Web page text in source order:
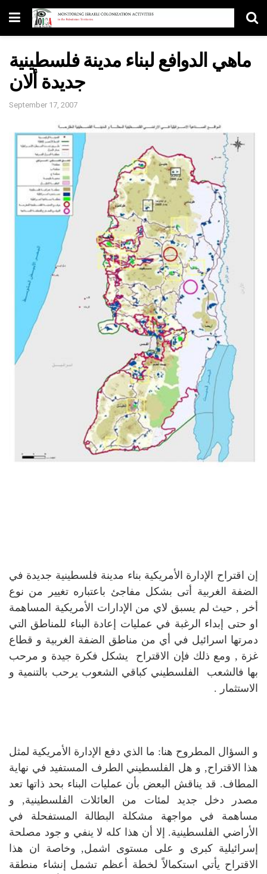
ماهي الدوافع لبناء مدينة فلسطينية
جديدة ألان
September 17, 2007
إن اقتراح الإدارة الأمريكية بناء مدينة فلسطينية جديدة في
الضفة الغربية أتى بشكل مفاجئ باعتباره تغيير من نوع
أخر , حيث لم يسبق لاي من الإدارات الأمريكية المساهمة
او حتى إبداء الرغبة في عمليات إعادة البناء للمناطق التي
دمرتها اسرائيل في أي من مناطق الضفة الغربية و قطاع
غزة , ومع ذلك فإن الاقتراح يشكل فكرة جيدة و مرحب
بها فالشعب الفلسطيني كباقي الشعوب يرحب بالتنمية و
الاستثمار .
و السؤال المطروح هنا: ما الذي دفع الإدارة الأمريكية لمثل
هذا الاقتراح, و هل الفلسطيني الطرف المستفيد في نهاية
المطاف. قد يناقش البعض بأن عمليات البناء بحد ذاتها تعد
مصدر دخل جديد لمئات من العائلات الفلسطينية, و
مساهمة في مواجهة مشكلة البطالة المستفحلة في
الأراضي الفلسطينية. إلا أن هذا كله لا ينفي و جود مصلحة
إسرائيلية كبرى و على مستوى اشمل, وخاصة ان هذا
الاقتراح يأتي استكمالاً لخطة أعظم تشمل إنشاء منطقة